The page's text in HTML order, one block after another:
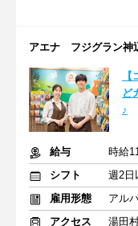
アエナ フジグラン神
ど
♪
給与
時給
シフト
雇用形態
アル
アクセス
湯田